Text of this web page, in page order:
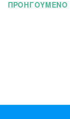
ΠΡΟΗΓΟΥΜΕΝΟ